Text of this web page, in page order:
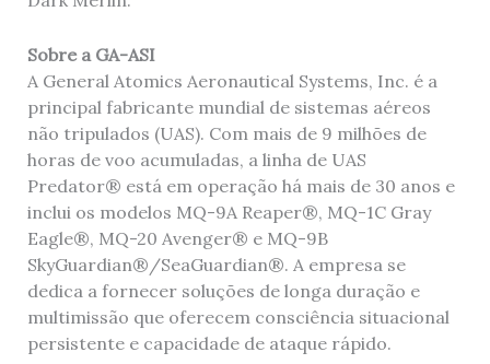
Sobre a GA-ASI
A General Atomics Aeronautical Systems, Inc. é a
principal fabricante mundial de sistemas aéreos
não tripulados (UAS). Com mais de 9 milhões de
horas de voo acumuladas, a linha de UAS
Predator® está em operação há mais de 30 anos e
inclui os modelos MQ-9A Reaper®, MQ-1C Gray
Eagle®, MQ-20 Avenger® e MQ-9B
SkyGuardian®/SeaGuardian®. A empresa se
dedica a fornecer soluções de longa duração e
multimissão que oferecem consciência situacional
persistente e capacidade de ataque rápido.